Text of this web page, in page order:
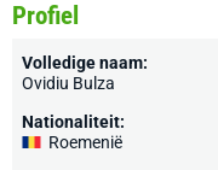
Profiel
Volledige naam:
Ovidiu Bulza
Nationaliteit:
Roemenië